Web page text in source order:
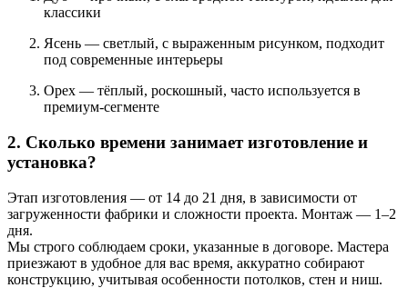
классики
Ясень — светлый, с выраженным рисунком, подходит
под современные интерьеры
Орех — тёплый, роскошный, часто используется в
премиум-сегменте
2. Сколько времени занимает изготовление и
установка?
Этап изготовления — от 14 до 21 дня, в зависимости от
загруженности фабрики и сложности проекта. Монтаж — 1–2
дня.
Мы строго соблюдаем сроки, указанные в договоре. Мастера
приезжают в удобное для вас время, аккуратно собирают
конструкцию, учитывая особенности потолков, стен и ниш.